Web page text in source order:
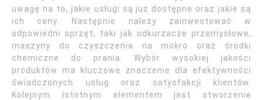
uwagę na to, jakie usługi są już dostępne oraz jakie są
ich ceny. Następnie należy zainwestować w
odpowiedni sprzęt, taki jak odkurzacze przemysłowe,
maszyny do czyszczenia na mokro oraz środki
chemiczne do prania. Wybór wysokiej jakości
produktów ma kluczowe znaczenie dla efektywności
świadczonych usług oraz satysfakcji klientów.
Kolejnym istotnym elementem jest stworzenie